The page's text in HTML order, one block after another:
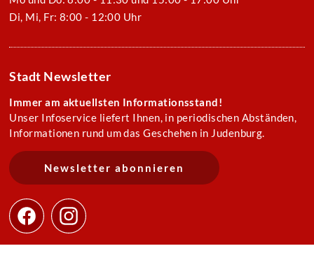
Di, Mi, Fr: 8:00 - 12:00 Uhr
Stadt Newsletter
Immer am aktuellsten Informationsstand!
Unser Infoservice liefert Ihnen, in periodischen Abständen,
Informationen rund um das Geschehen in Judenburg.
Newsletter abonnieren